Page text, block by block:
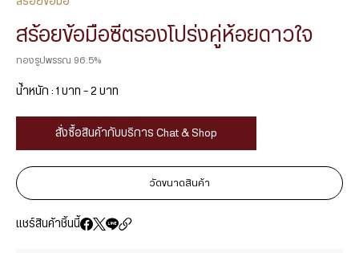
สร้อยข้อมือซีตรองโปร่งคู่ห้อยดาวใจ
ทองรูปพรรณ 96.5%
น้ำหนัก : 1 บาท – 2 บาท
สั่งซื้อสินค้ากับบริการ Chat & Shop
วัดขนาดสินค้า
แชร์สินค้าชิ้นนี้